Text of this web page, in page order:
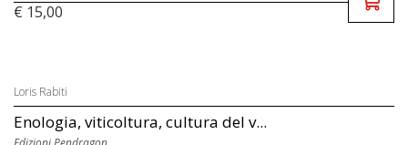
€ 15,00
Loris Rabiti
Enologia, viticoltura, cultura del v...